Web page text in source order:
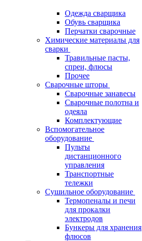
Одежда сварщика
Обувь сварщика
Перчатки сварочные
Химические материалы для
сварки
Травильные пасты,
спреи, флюсы
Прочее
Сварочные шторы
Сварочные занавесы
Сварочные полотна и
одеяла
Комплектующие
Вспомогательное
оборудование
Пульты
дистанционного
управления
Транспортные
тележки
Сушильное оборудование
Термопеналы и печи
для прокалки
электродов
Бункеры для хранения
флюсов